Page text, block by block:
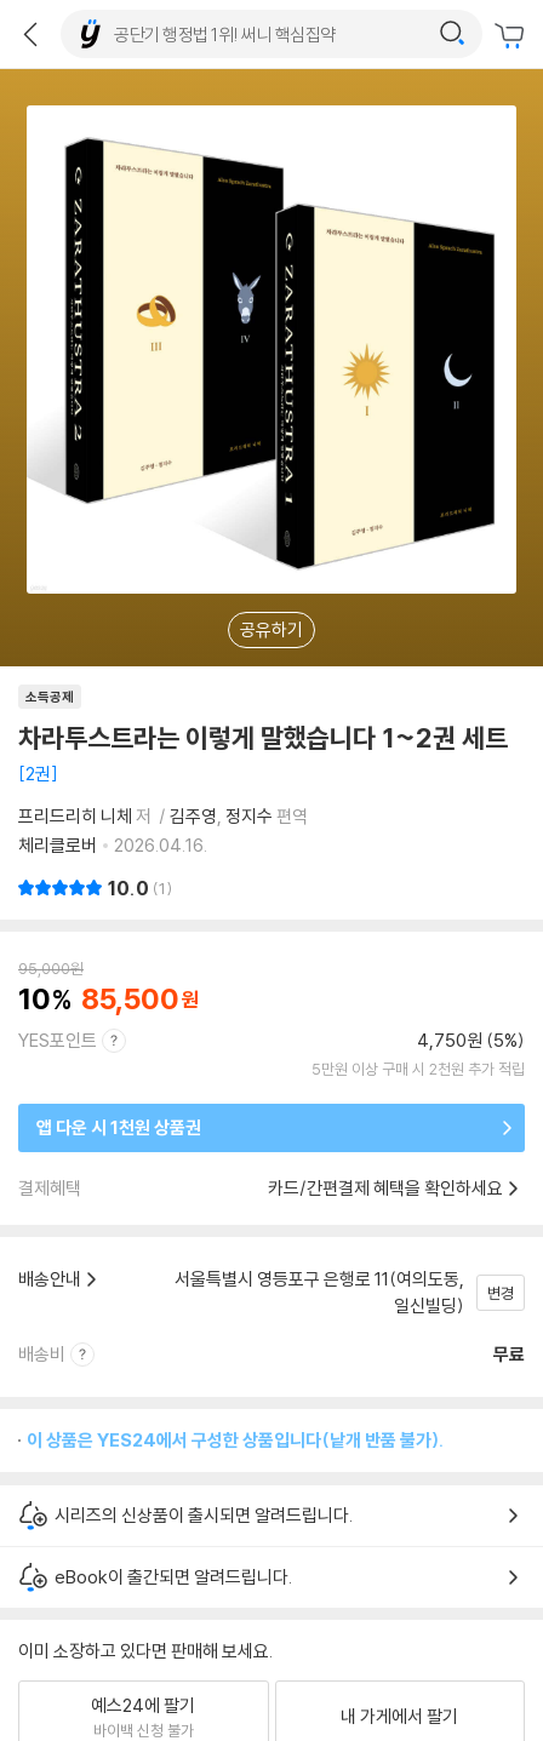
공유하기
소득공제
차라투스트라는 이렇게 말했습니다 1~2권 세트
2권
프리드리히 니체 저 김주영 정지수 편역
체리클로버
2026.04.16.
10.0 1
95,000원
10 85,500
YES포인트 4,750원 (5%)
5만원 이상 구매 시 2천원 추가 적립
앱 다운 시 1천원 상품권
결제혜택 카드/간편결제 혜택을 확인하세요
배송안내
서울특별시 영등포구 은행로 11(여의도동,
일신빌딩)
변경
배송비 무료
이 상품은 YES24에서 구성한 상품입니다(낱개 반품 불가).
시리즈의 신상품이 출시되면 알려드립니다.
eBook이 출간되면 알려드립니다.
이미 소장하고 있다면 판매해 보세요.
예스24에 팔기
바이백 신청 불가
내 가게에서 팔기